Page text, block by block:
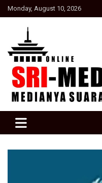
Skip
to
Monday, August 10, 2026
SRI Media